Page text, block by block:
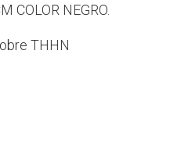
COLOR NEGRO.
THHN